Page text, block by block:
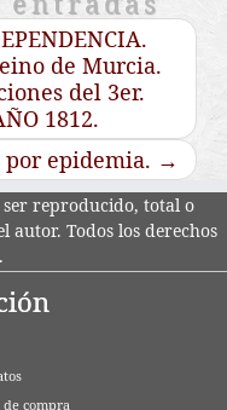
de Murcia.
del 3er.
1812.
epidemia. →
reproducido, total o
autor. Todos los derechos
compra